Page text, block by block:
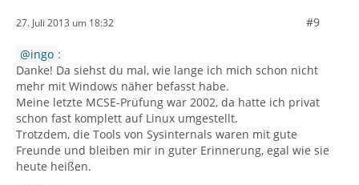
27. Juli 2013 um 18:32 #9
ingo :
Danke! Da siehst du mal, wie lange ich mich schon nicht
mehr mit Windows näher befasst habe.
Meine letzte MCSE-Prüfung war 2002, da hatte ich privat
schon fast komplett auf Linux umgestellt.
Trotzdem, die Tools von Sysinternals waren mit gute
Freunde und bleiben mir in guter Erinnerung, egal wie sie
heute heißen.